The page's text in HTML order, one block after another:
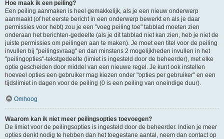
Hoe maak ik een peiling?
Een peiling aanmaken is heel gemakkelijk, als je een nieuw onderwerp
aanmaakt (of het eerste bericht in een onderwerp bewerkt en als je daar
permissies voor hebt) zou je een "voeg peiling toe" tabblad moeten zien
onderaan het berichten-gedeelte (als je dit tabblad niet kan zien, heb je niet de
juiste permissies om peilingen aan te maken). Je moet een titel voor de peiling
invullen bij "peilingsvraag" en dan minstens 2 mogelijkheden invullen in het
"peilingopties"-tekstgedeelte (limiet is ingesteld door de beheerder), met elke
optie gescheiden door middel van een nieuwe regel. Je kunt ook instellen
hoeveel opties een gebruiker mag kiezen onder "opties per gebruiker" en een
tijdslimiet in dagen voor de peiling (0 is een peiling van oneindige duur).
Omhoog
Waarom kan ik niet meer peilingsopties toevoegen?
De limiet voor de peilingsopties is ingesteld door de beheerder. Indien je meer
opties denkt nodig te hebben dan het toegestane aantal, neem dan contact op